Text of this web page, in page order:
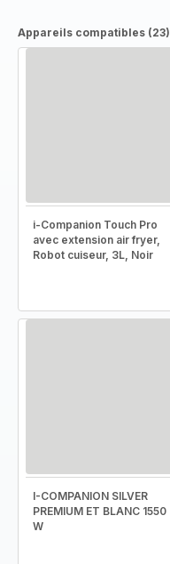
Appareils compatibles (23)
i-Companion Touch Pro
avec extension air fryer,
Robot cuiseur, 3L, Noir
I-COMPANION SILVER
PREMIUM ET BLANC 1550
W